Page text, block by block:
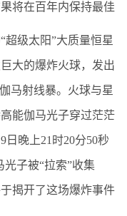
将在百年内保持最佳
超级太阳”大质量恒星
大的爆炸火球，发出
马射线暴。火球与星
能伽马光子穿过茫茫
日晚上21时20分50秒
光子被“拉索”收集
揭开了这场爆炸事件